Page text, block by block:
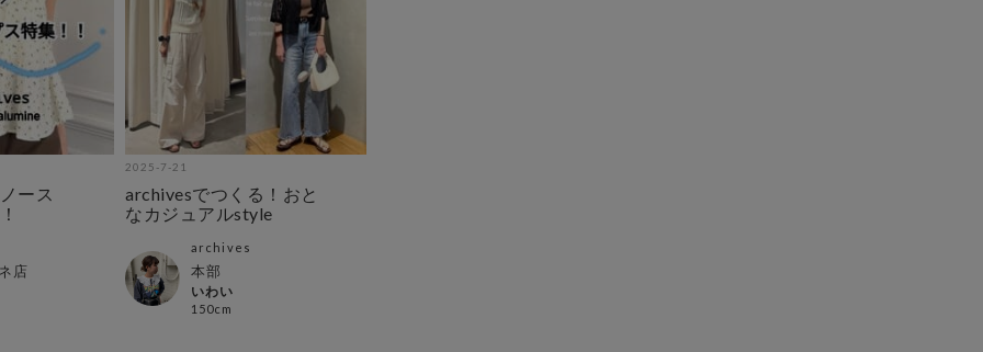
ース
店
2025-7-21
archivesでつくる！おと
なカジュアルstyle
archives
本部
いわい
150cm